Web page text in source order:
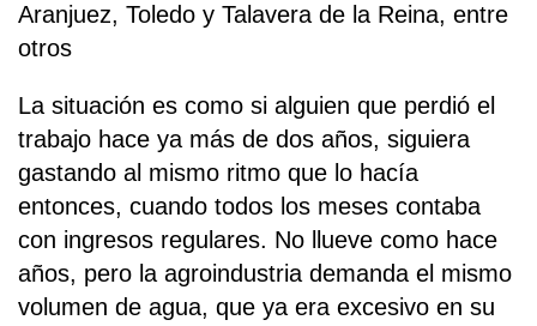
Aranjuez, Toledo y Talavera de la Reina, entre
otros
La situación es como si alguien que perdió el
trabajo hace ya más de dos años, siguiera
gastando al mismo ritmo que lo hacía
entonces, cuando todos los meses contaba
con ingresos regulares. No llueve como hace
años, pero la agroindustria demanda el mismo
volumen de agua, que ya era excesivo en su